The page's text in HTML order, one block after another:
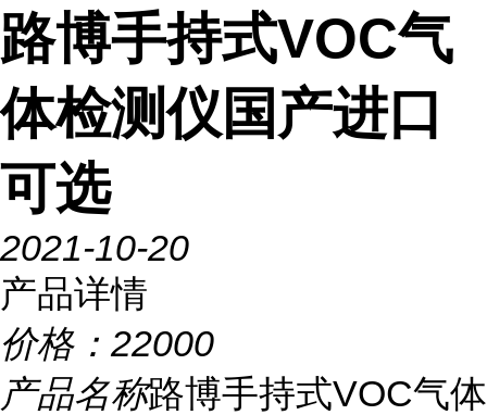
路博手持式VOC气
体检测仪国产进口
可选
2021-10-20
产品详情
价格： 22000
产品名称路博手持式VOC气体